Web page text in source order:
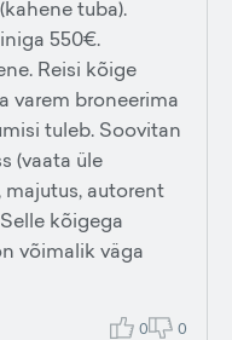
tuba).
550€.
Reisi kõige
varem broneerima
tuleb. Soovitan
(vaata üle
majutus, autorent
kõigega
võimalik väga
0 0